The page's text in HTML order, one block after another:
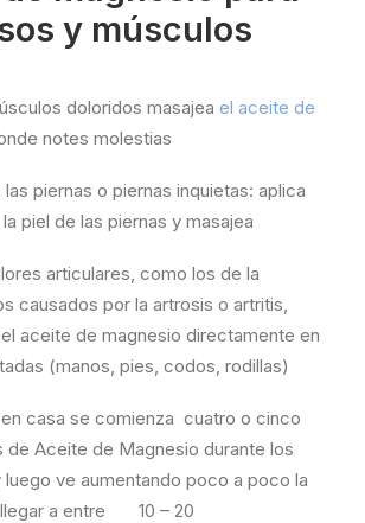
y músculos
doloridos masajea el aceite de
notes molestias
piernas o piernas inquietas: aplica
piel de las piernas y masajea
articulares, como los de la
causados por la artrosis o artritis,
aceite de magnesio directamente en
(manos, pies, codos, rodillas)
en casa se comienza cuatro o cinco
de Aceite de Magnesio durante los
ve aumentando poco a poco la
llegar a entre 10 – 20